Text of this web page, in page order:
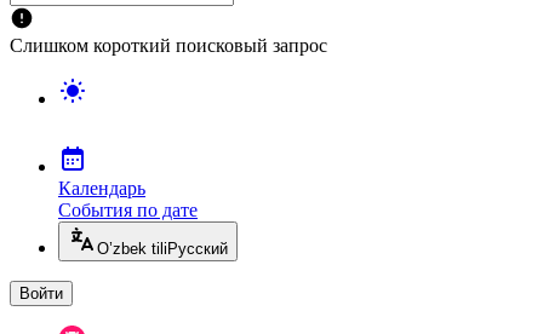
Слишком короткий поисковый запрос
Календарь
События по дате
O’zbek tili Русский
Войти